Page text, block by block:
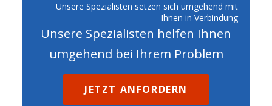
Unsere Spezialisten setzen sich umgehend mit
Ihnen in Verbindung
Unsere Spezialisten helfen Ihnen
umgehend bei Ihrem Problem
JETZT ANFORDERN